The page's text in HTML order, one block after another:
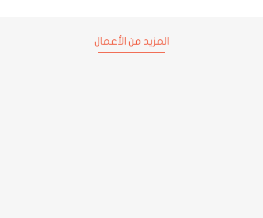
المزيد من الأعمال